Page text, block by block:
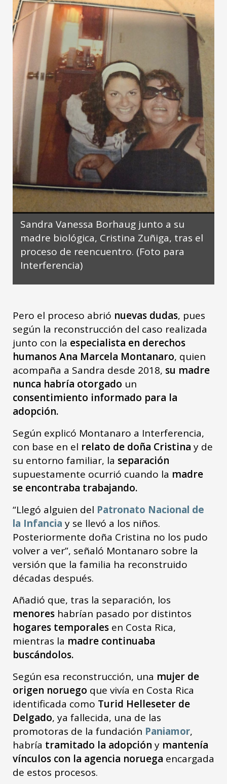
Sandra Vanessa Borhaug junto a su
madre biológica, Cristina Zuñiga, tras el
proceso de reencuentro. (Foto para
Interferencia)
Pero el proceso abrió nuevas dudas, pues
según la reconstrucción del caso realizada
junto con la especialista en derechos
humanosAna Marcela Montanaro, quien
acompaña a Sandra desde 2018, su madre
nunca habría otorgado un
consentimiento informado para la
adopción.
Según explicó Montanaro a Interferencia,
con base en el relato de doña Cristina y de
su entorno familiar, la separación
supuestamente ocurrió cuando la madre
se encontraba trabajando.
“Llegó alguien del Patronato Nacional de
la Infancia y se llevó a los niños.
Posteriormente doña Cristina no los pudo
volver a ver”, señaló Montanaro sobre la
versión que la familia ha reconstruido
décadas después.
Añadió que, tras la separación, los
menores habrían pasado por distintos
hogares temporales en Costa Rica,
mientras la madre continuaba
buscándolos.
Según esa reconstrucción, una mujer de
origen noruego que vivía en Costa Rica
identificada como Turid Helleseter de
Delgado, ya fallecida, una de las
promotoras de la fundación Paniamor,
habría tramitado la adopción y mantenía
vínculos con la agencia noruega encargada
de estos procesos.